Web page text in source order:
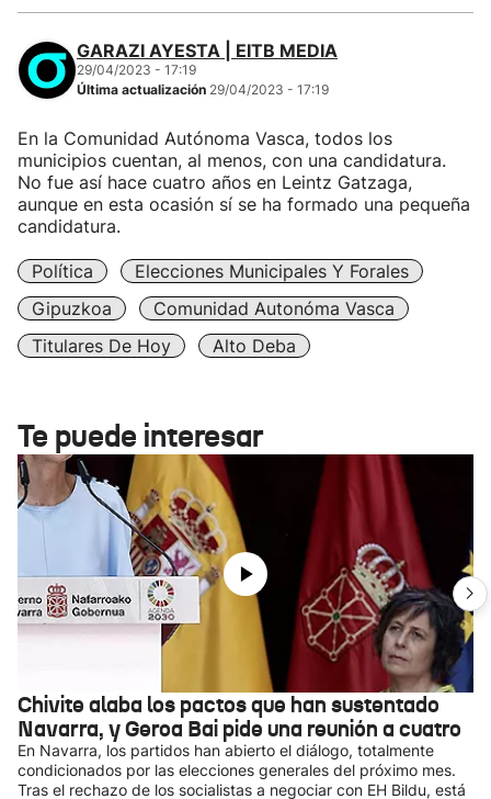
GARAZI AYESTA | EITB MEDIA
29/04/2023 - 17:19
Última actualización 29/04/2023 - 17:19
En la Comunidad Autónoma Vasca, todos los
municipios cuentan, al menos, con una candidatura.
No fue así hace cuatro años en Leintz Gatzaga,
aunque en esta ocasión sí se ha formado una pequeña
candidatura.
Política
Elecciones Municipales Y Forales
Gipuzkoa
Comunidad Autonóma Vasca
Titulares De Hoy
Alto Deba
Te puede interesar
Chivite alaba los pactos que han sustentado
Navarra, y Geroa Bai pide una reunión a cuatro
En Navarra, los partidos han abierto el diálogo, totalmente
condicionados por las elecciones generales del próximo mes.
Tras el rechazo de los socialistas a negociar con EH Bildu, está